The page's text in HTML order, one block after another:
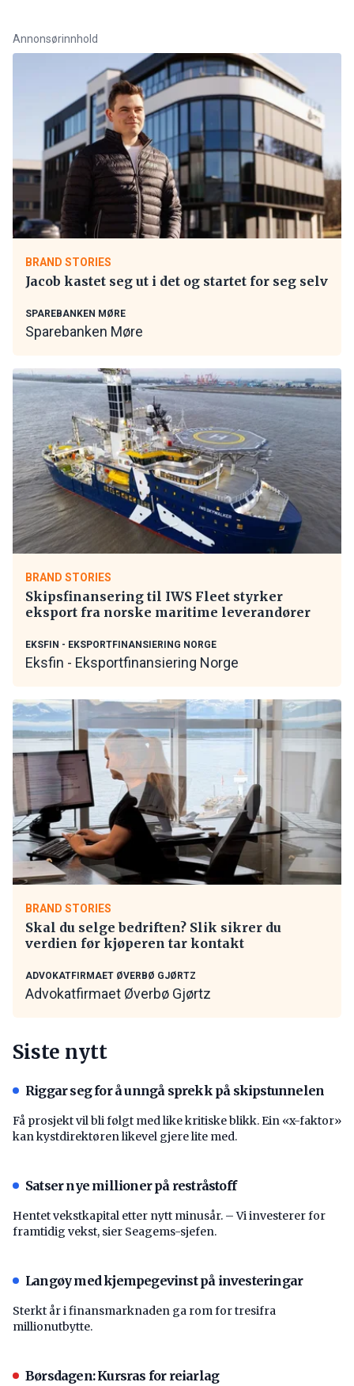
Annonsørinnhold
BRAND STORIES
Jacob kastet seg ut i det og startet for seg selv
SPAREBANKEN MØRE
Sparebanken Møre
BRAND STORIES
Skipsfinansering til IWS Fleet styrker
eksport fra norske maritime leverandører
EKSFIN - EKSPORTFINANSIERING NORGE
Eksfin - Eksportfinansiering Norge
BRAND STORIES
Skal du selge bedriften? Slik sikrer du
verdien før kjøperen tar kontakt
ADVOKATFIRMAET ØVERBØ GJØRTZ
Advokatfirmaet Øverbø Gjørtz
Siste nytt
Riggar seg for å unngå sprekk på skipstunnelen
Få prosjekt vil bli følgt med like kritiske blikk. Ein «x-faktor»
kan kystdirektøren likevel gjere lite med.
Satser nye millioner på restråstoff
Hentet vekstkapital etter nytt minusår. – Vi investerer for
framtidig vekst, sier Seagems-sjefen.
Langøy med kjempegevinst på investeringar
Sterkt år i finansmarknaden ga rom for tresifra
millionutbytte.
Børsdagen: Kursras for reiarlag